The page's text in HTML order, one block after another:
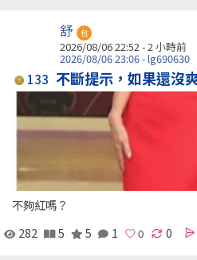
舒 包
2026/08/06 22:52 -2 小時前
2026/08/06 23:06 - lg690630
133 不斷提示，如果還沒
不夠紅嗎？
282
5 5 1 0